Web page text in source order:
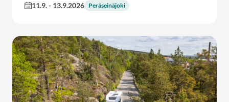
11.9.- 13.9.2026 Peräseinäjoki